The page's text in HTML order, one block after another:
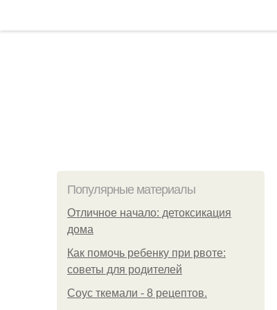
Популярные материалы
Отличное начало: детоксикация
дома
Как помочь ребенку при рвоте:
советы для родителей
Соус ткемали - 8 рецептов.